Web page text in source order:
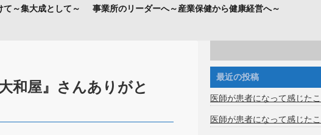
て～集大成として～
事業所のリーダーへ～産業保健から健康経営へ～
屋』さんありがと
最近の投稿
医師が患者になって感じたこ
医師が患者になって感じたこ